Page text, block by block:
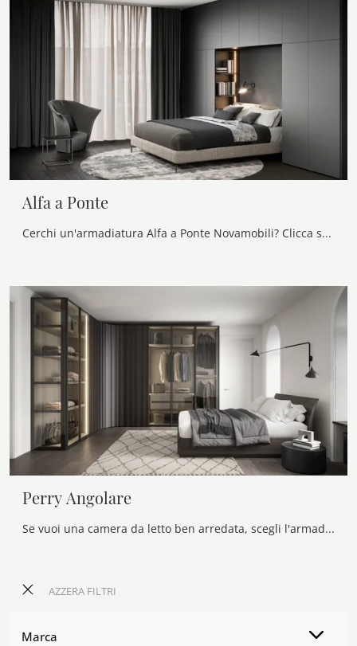
AZZERA FILTRI
Marca
Alfa a Ponte
Cerchi un'armadiatura Alfa a Ponte Novamobili? Clicca subito! Gli armadi a ponte con ante battenti ti aspettano.
Perry Angolare
Se vuoi una camera da letto ben arredata, scegli l'armadio Perry Angolare con ante battenti di Novamobili!